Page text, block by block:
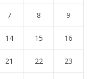
7 8 9
14 15 16
21 22 23